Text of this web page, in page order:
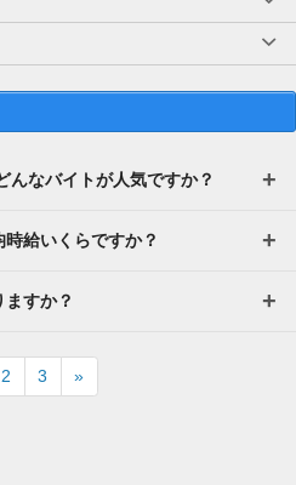
んなバイトが人気ですか？
給いくらですか？
すか？
2 3 »Next